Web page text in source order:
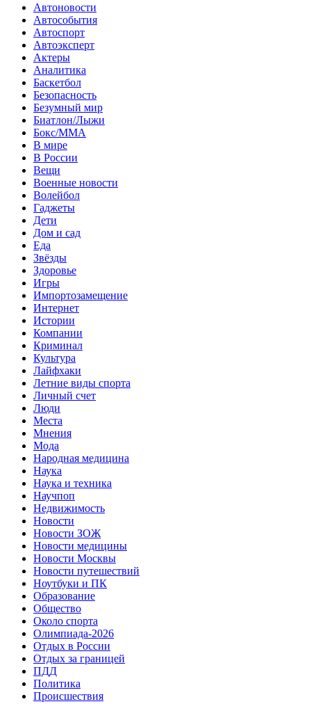
Автоновости
Автособытия
Автоспорт
Автоэксперт
Актеры
Аналитика
Баскетбол
Безопасность
Безумный мир
Биатлон/Лыжи
Бокс/MMA
В мире
В России
Вещи
Военные новости
Волейбол
Гаджеты
Дети
Дом и сад
Еда
Звёзды
Здоровье
Игры
Импортозамещение
Интернет
Истории
Компании
Криминал
Культура
Лайфхаки
Летние виды спорта
Личный счет
Люди
Места
Мнения
Мода
Народная медицина
Наука
Наука и техника
Научпоп
Недвижимость
Новости
Новости ЗОЖ
Новости медицины
Новости Москвы
Новости путешествий
Ноутбуки и ПК
Образование
Общество
Около спорта
Олимпиада-2026
Отдых в России
Отдых за границей
ПДД
Политика
Происшествия